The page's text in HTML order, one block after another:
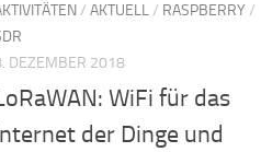
/ AKTUELL/ RASPBERRY /
DEZEMBER 2018
WiFi für das
der Dinge und